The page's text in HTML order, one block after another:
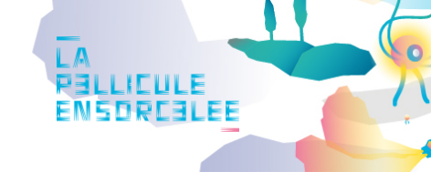
content
navigation
footer